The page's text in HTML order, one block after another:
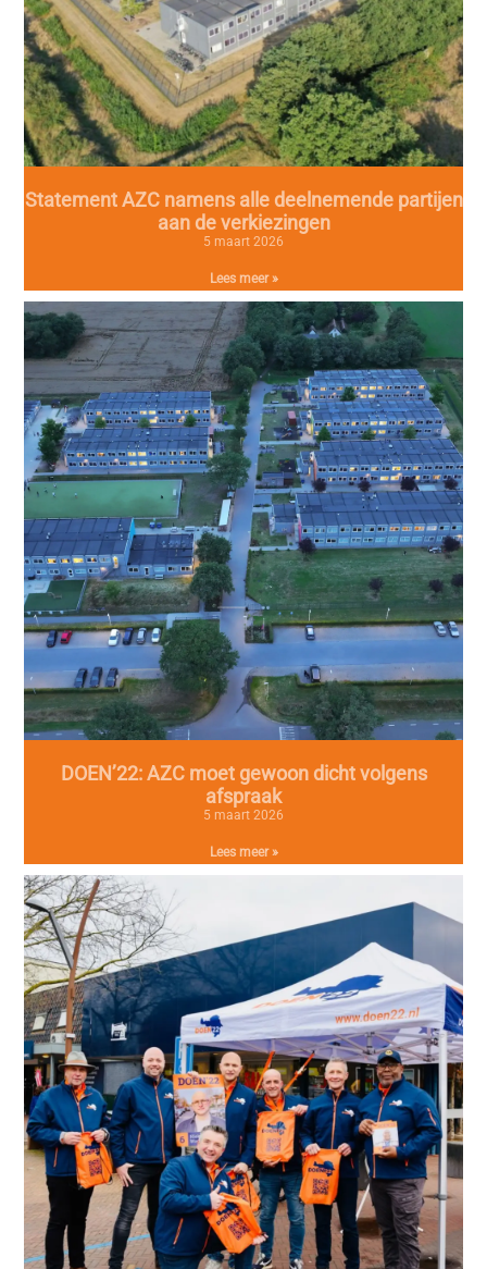
Statement AZC namens alle deelnemende partijen
aan de verkiezingen
5 maart 2026
Lees meer »
DOEN’22: AZC moet gewoon dicht volgens
afspraak
5 maart 2026
Lees meer »